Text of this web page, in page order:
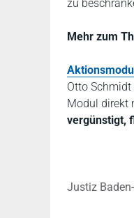
zu
Mehr zum
Otto
Modul direkt
vergünstigt,
Justiz